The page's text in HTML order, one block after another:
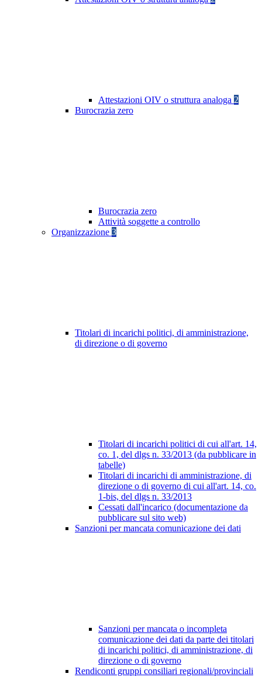
Attestazioni OIV o struttura analoga 2
Burocrazia zero
Burocrazia zero
Attività soggette a controllo
Organizzazione 3
Titolari di incarichi politici, di amministrazione,
di direzione o di governo
Titolari di incarichi politici di cui all'art. 14,
co. 1, del dlgs n. 33/2013 (da pubblicare in
tabelle)
Titolari di incarichi di amministrazione, di
direzione o di governo di cui all'art. 14, co.
1-bis, del dlgs n. 33/2013
Cessati dall'incarico (documentazione da
pubblicare sul sito web)
Sanzioni per mancata comunicazione dei dati
Sanzioni per mancata o incompleta
comunicazione dei dati da parte dei titolari
di incarichi politici, di amministrazione, di
direzione o di governo
Rendiconti gruppi consiliari regionali/provinciali